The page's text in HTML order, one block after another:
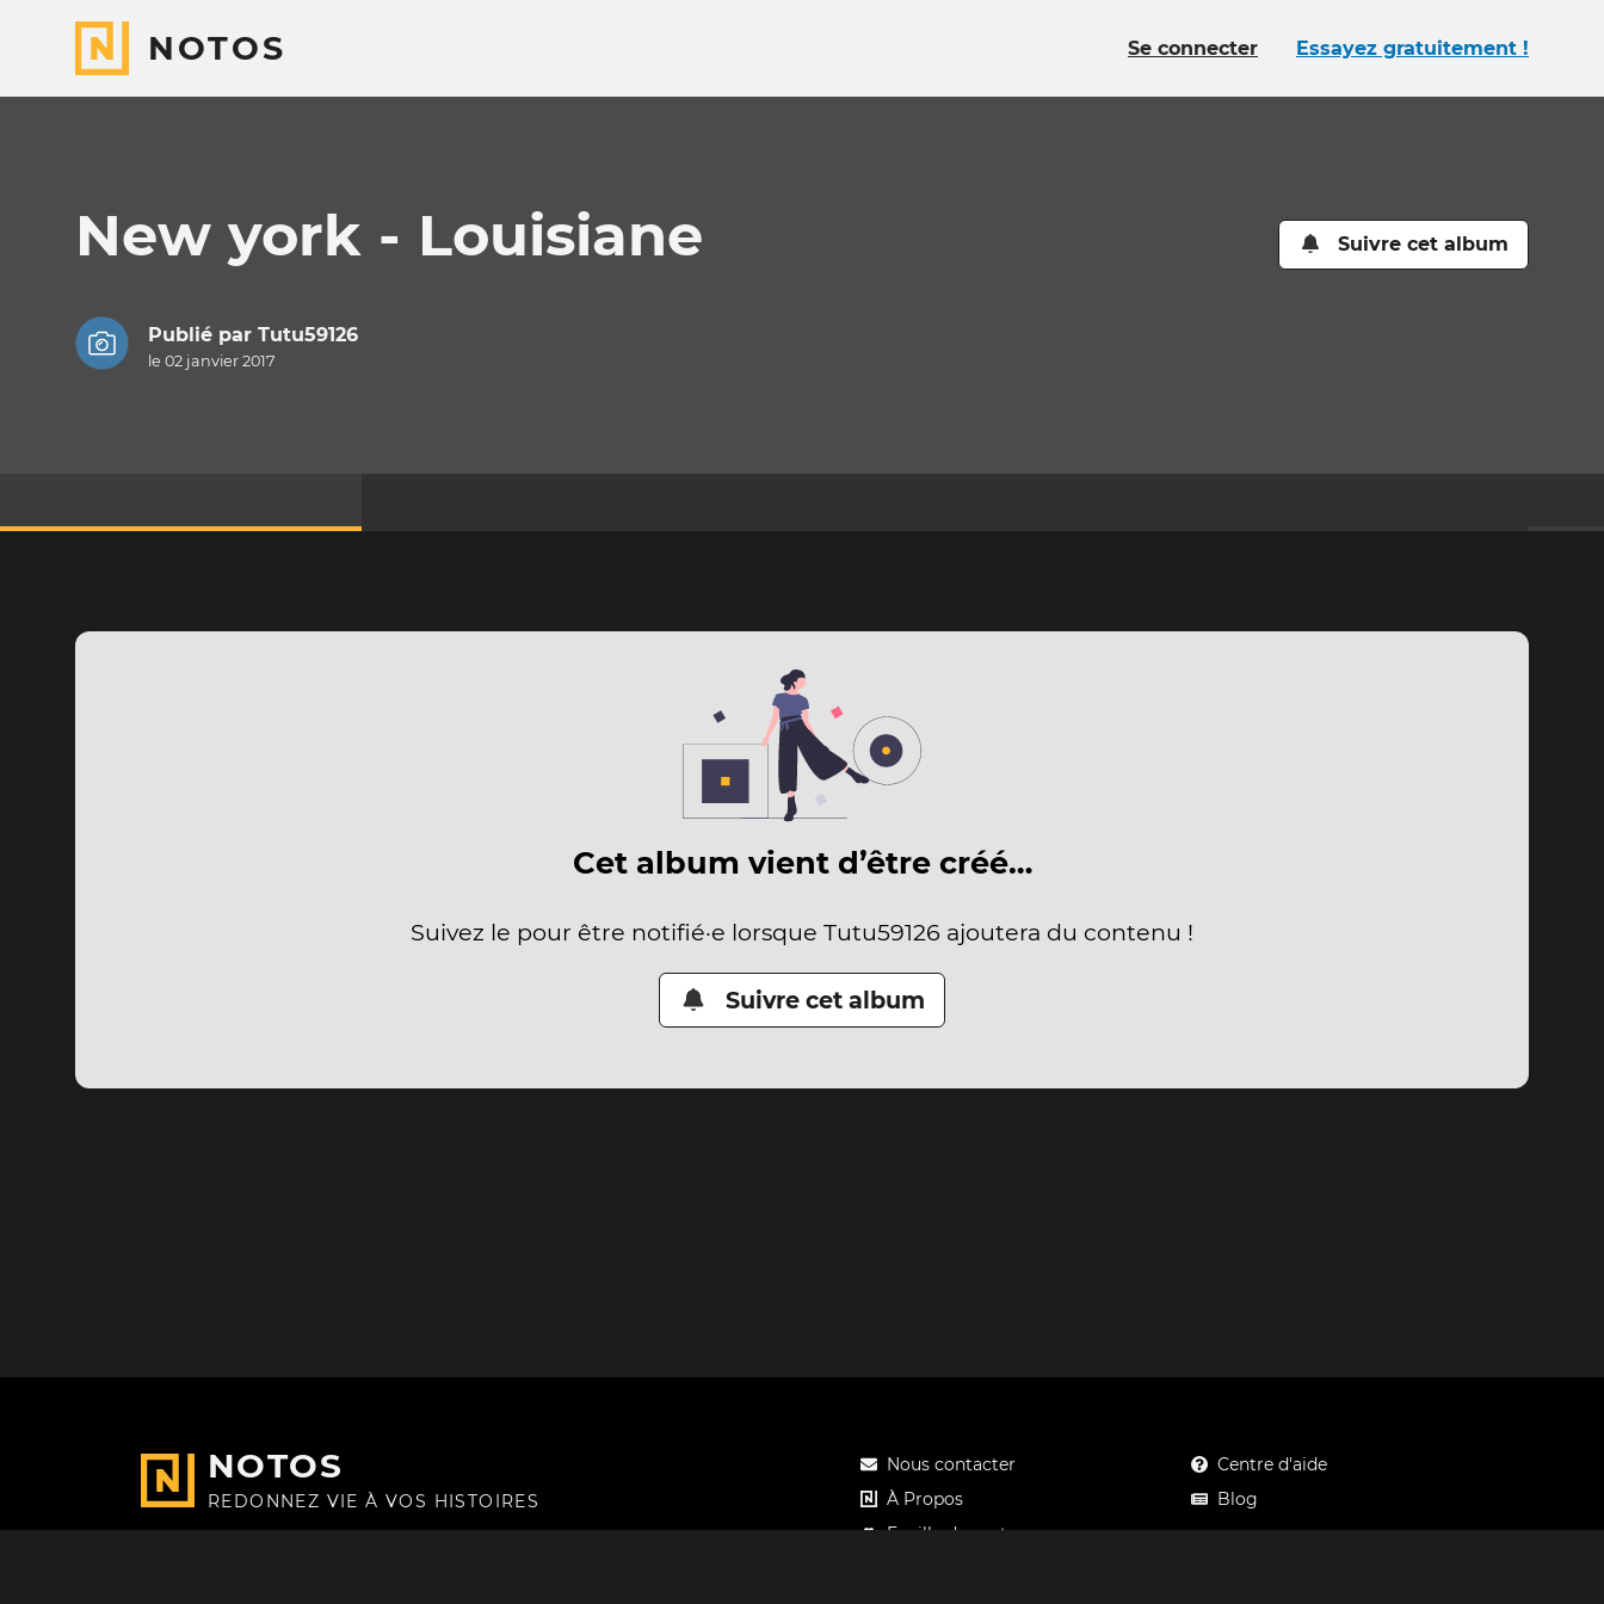
NOTOS Se connecter Essayez gratuitement !
New york - Louisiane Suivre cet album
Publié par Tutu59126
le 02 janvier 2017
Cet album vient d’être créé…
Suivez le pour être notifié·e lorsque Tutu59126 ajoutera du contenu !
Suivre cet album
NOTOS
REDONNEZ VIE À VOS HISTOIRES
Nous contacter
À Propos
Feuille de route
Centre d'aide
Blog